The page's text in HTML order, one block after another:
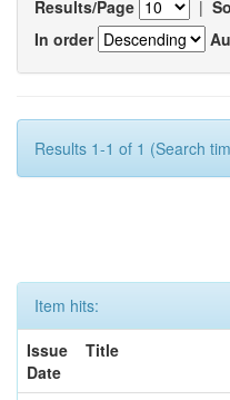
Results/Page |
In order
Results 1-1 of 1 (Search
Item hits:
Issue
Date
Title